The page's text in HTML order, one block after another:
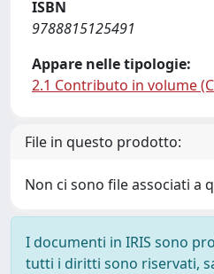
ISBN
9788815125491
Appare nelle tipologie:
2.1 Contributo in volume
File in questo prodotto:
Non ci sono file associati a
I documenti in IRIS sono
tutti i diritti sono riservati,